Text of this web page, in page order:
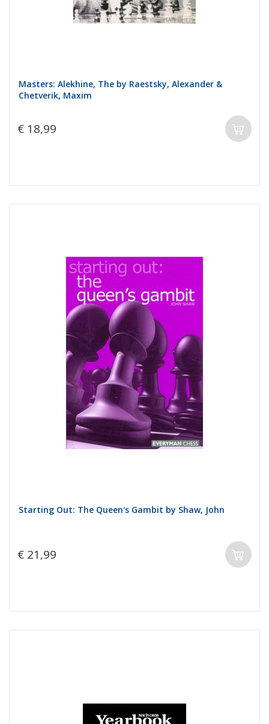
Masters: Alekhine, The by Raestsky, Alexander &
Chetverik, Maxim
€ 18,99
Starting Out: The Queen's Gambit by Shaw, John
€ 21,99